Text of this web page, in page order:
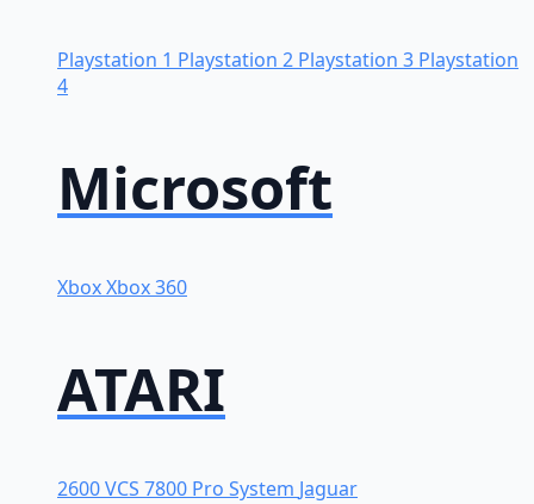
Playstation 1 Playstation 2 Playstation 3 Playstation
4
Microsoft
XboxXbox 360
ATARI
2600 VCS 7800 Pro System Jaguar